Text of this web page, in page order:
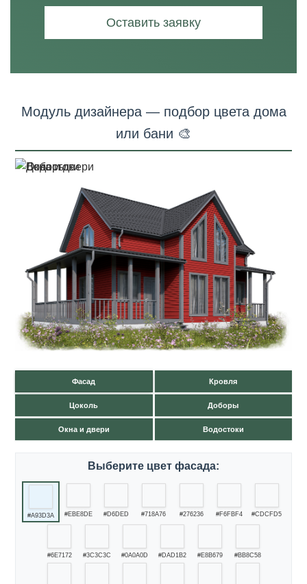
Оставить заявку
Модуль дизайнера — подбор цвета дома
или бани 🎨
Фасад Кровля
Цоколь Доборы
Окна и двери Водостоки
Выберите цвет фасада:
#A93D3A #EBE8DE #D6DED #718A76 #276236 #F6FBF4 #CDCFD5
#6E7172 #3C3C3C #0A0A0D #DAD1B2 #E8B679 #BB8C58